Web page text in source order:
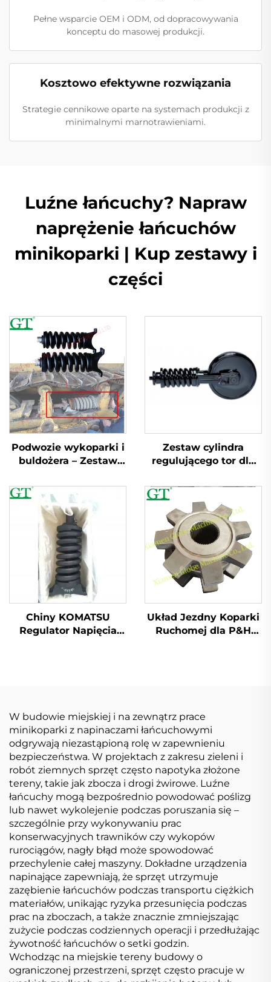
Pełne wsparcie OEM i ODM, od dopracowywania
konceptu do masowej produkcji.
Kosztowo efektywne rozwiązania
Strategie cennikowe oparte na systemach produkcji z
minimalnymi marnotrawieniami.
Luźne łańcuchy? Napraw
naprężenie łańcuchów
minikoparki | Kup zestawy i
części
Podwozie wykoparki i
buldożera – Zestaw
tor
Zestaw cylindra
regulującego tor dla
EC240 EC360 EC460
Chiny KOMATSU
Regulator Napięcia
Układ Jezdny Koparki
Ruchomej dla P&H
W budowie miejskiej i na zewnątrz prace
minikoparki z napinaczami łańcuchowymi
odgrywają niezastąpioną rolę w zapewnieniu
bezpieczeństwa. W projektach z zakresu zieleni i
robót ziemnych sprzęt często napotyka złożone
tereny, takie jak zbocza i drogi żwirowe. Luźne
łańcuchy mogą bezpośrednio powodować poślizg
lub nawet wykolejenie podczas poruszania się –
szczególnie przy wykonywaniu prac
konserwacyjnych trawników czy wykopów
rurociągów, nagły błąd może spowodować
przechylenie całej maszyny. Dokładne urządzenia
napinające zapewniają, że sprzęt utrzymuje
zazębienie łańcuchów podczas transportu ciężkich
materiałów, unikając ryzyka przesunięcia podczas
prac na zboczach, a także znacznie zmniejszając
zużycie podczas codziennych operacji i przedłużając
żywotność łańcuchów o setki godzin.
Wchodząc na miejskie tereny budowy o
ograniczonej przestrzeni, sprzęt często pracuje w